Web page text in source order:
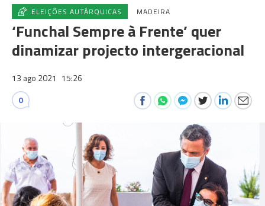
ELEIÇÕES AUTÁRQUICAS MADEIRA
‘Funchal Sempre à Frente’ quer
dinamizar projecto intergeracional
13 ago 2021 15:26
0